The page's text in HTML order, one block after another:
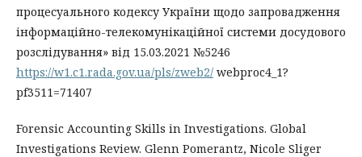
процесуального кодексу України щодо запровадження
інформаційно-телекомунікаційної системи досудового
розслідування» від 15.03.2021 №5246
https://w1.c1.rada.gov.ua/pls/zweb2/ webproc4_1?
pf3511=71407
Forensic Accounting Skills in Investigations. Global
Investigations Review. Glenn Pomerantz, Nicole Sliger